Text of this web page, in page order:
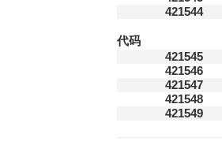
421544
代码
421545
421546
421547
421548
421549